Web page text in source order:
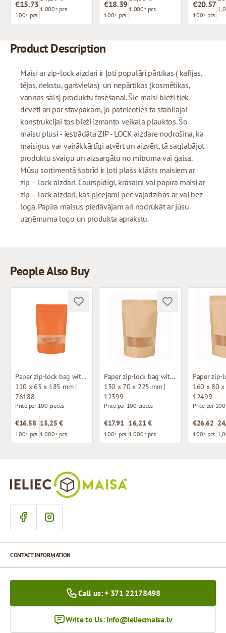
€15.73
100+ pcs.
1,000+ pcs. €18.39
100+ pcs.
1,000+ pcs. €20.57
100+ pcs.
Product Description
Maisi ar zip-lock aizdari ir ļoti populāri pārtikas ( kafijas,
tējas, riekstu, garšvielas) un nepārtikas (kosmētikas,
vannas sāls) produktu fasēšanai. Šie maisi bieži tiek
dēvēti arī par stāvpakām, jo pateicoties tā stabilajai
konstrukcijai tos bieži izmanto veikala plauktos. Šo
maisu plusi - iestrādāta ZIP - LOCK aizdare nodrošina, ka
maisiņus var vairākkārtīgi atvērt un aizvērt, tā saglabājot
produktu svaigu un aizsargātu no mitruma vai gaisa.
Mūsu sortimentā šobrīd ir ļoti plašs klāsts maisiem ar
zip – lock aizdari. Caurspīdīgi, krāsaini vai papīra maisi ar
zip – lock aizdari, kas pieejami pēc vajadzības ar vai bez
loga. Papīra maisus piedāvājam arī nodrukāt ar jūsu
uzņēmuma logo un produkta aprakstu.
People Also Buy
Paper zip-lock bag with window
110 x 65 x 185 mm |
76188
Price per 100 pieces
€16.58
100+ pcs.
15,25 €
1,000+ pcs.
Paper zip-lock bag with window
130 x 70 x 225 mm |
12399
Price per 100 pieces
€17.91
100+ pcs.
16,21 €
1,000+ pcs.
160 x 80
12499
Price per
€26.62
100+ pcs.
CONTACT INFORMATION
Call us: + 371 22178498
Write to Us: info@ieliecmaisa.lv